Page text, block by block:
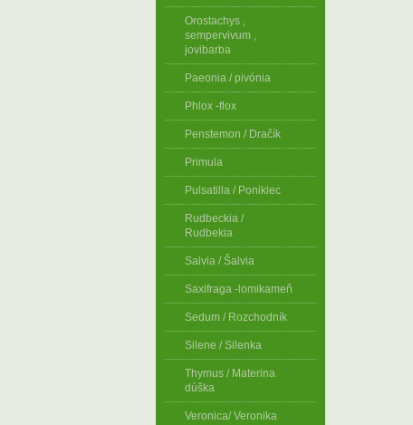
Orostachys ,
sempervivum ,
jovibarba
Paeonia / pivónia
Phlox -flox
Penstemon / Dračík
Primula
Pulsatilla / Poniklec
Rudbeckia /
Rudbekia
Salvia / Šalvia
Saxifraga -lomikameň
Sedum / Rozchodník
Silene / Silenka
Thymus / Materina
dúška
Veronica/ Veronika